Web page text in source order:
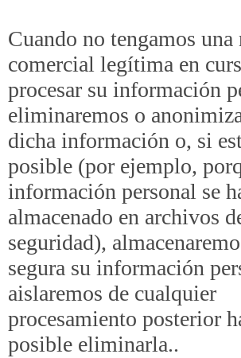
Cuando no tengamos una
comercial legítima en
procesar su información
eliminaremos o
dicha información o, si
posible (por ejemplo,
información personal se
almacenado en archivos
seguridad),
segura su información
aislaremos de cualquier
procesamiento posterior
posible eliminarla..